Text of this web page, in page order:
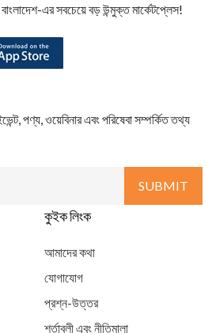
এর সবচেয়ে বড় উন্মুক্ত মার্কেটপ্লেস!
পণ্য, ওয়েবিনার এবং পরিষেবা সম্পর্কিত তথ্য
কুইক লিংক
আমাদের কথা
যোগাযোগ
প্রশ্ন-উত্তর
শর্তাবলী এবং নীতিমালা